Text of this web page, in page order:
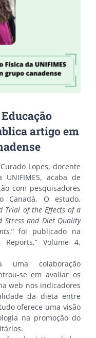
artigo em
Lopes, docente
acaba de
com pesquisadores
Canadá. O estudo,
Trial of the Effects of a
Stress and Diet Quality
,” foi publicado na
Reports,” Volume 4,
uma colaboração
se em avaliar os
web nos indicadores
da dieta entre
oferece uma visão
na promoção do